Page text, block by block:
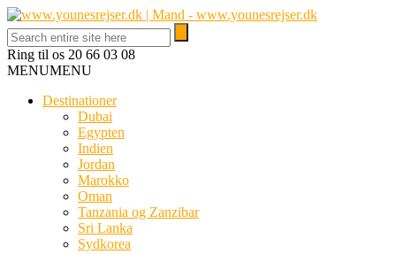
Ring til os 20 66 03 08
MENUMENU
Destinationer
Dubai
Egypten
Indien
Jordan
Marokko
Oman
Tanzania og Zanzibar
Sri Lanka
Sydkorea